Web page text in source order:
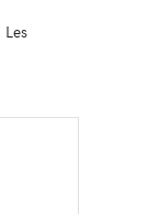
Les